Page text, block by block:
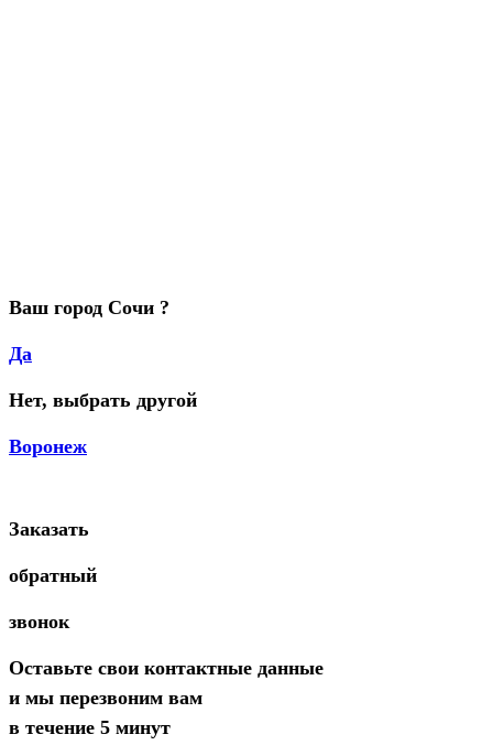
Ваш город Сочи ?
Да
Нет, выбрать другой
Воронеж
Заказать
обратный
звонок
Оставьте свои контактные данные
и мы перезвоним вам
в течение 5 минут